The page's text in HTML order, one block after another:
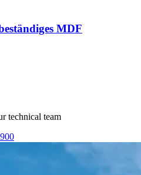
MDF
technical team